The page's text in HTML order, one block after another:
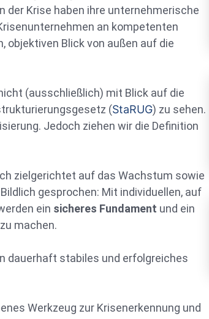
der Krise haben ihre unternehmerische
an kompetenten
objektiven Blick von außen auf die
(ausschließlich) mit Blick auf die
(StaRUG) zu sehen.
Jedoch ziehen wir die Definition
zielgerichtet auf das Wachstum sowie
gesprochen: Mit individuellen, auf
ein sicheres Fundament und ein
machen.
dauerhaft stabiles und erfolgreiches
Werkzeug zur Krisenerkennung und